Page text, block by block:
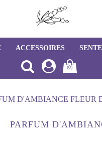
ACCESSOIRES
(0)
D'AMBIANCE FLEUR
PARFUM